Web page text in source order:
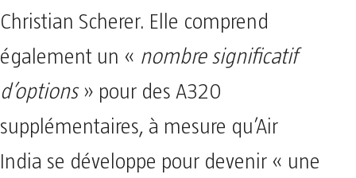
Christian Scherer. Elle comprend
également un « nombre significatif
d’options» pour des A320
supplémentaires, à mesure qu’Air
India se développe pour devenir « une